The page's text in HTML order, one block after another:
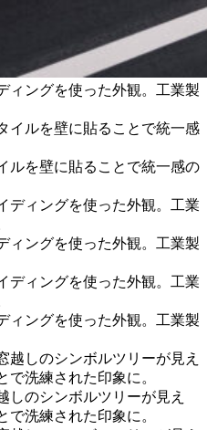
ィングを使った外観。工業製
ルを壁に貼ることで統一感の
ィングを使った外観。工業製
ィングを使った外観。工業製
しのシンボルツリーが見え
で洗練された印象に。